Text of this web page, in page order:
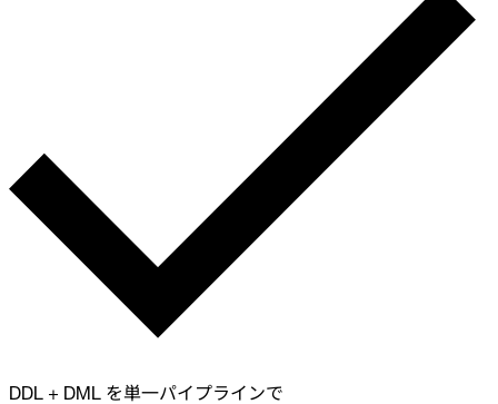
DDL + DML を単一パイプラインで